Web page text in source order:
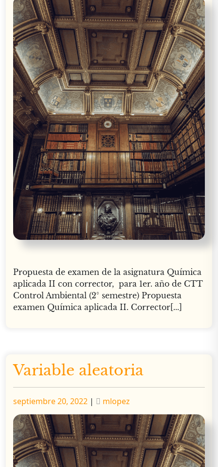
Propuesta de examen de la asignatura Química
aplicada II con corrector, para 1er. año de CTT
Control Ambiental (2° semestre) Propuesta
examen Química aplicada II. Corrector[...]
Variable aleatoria
Publicado
septiembre 20, 2022 | Publicado
mlopez